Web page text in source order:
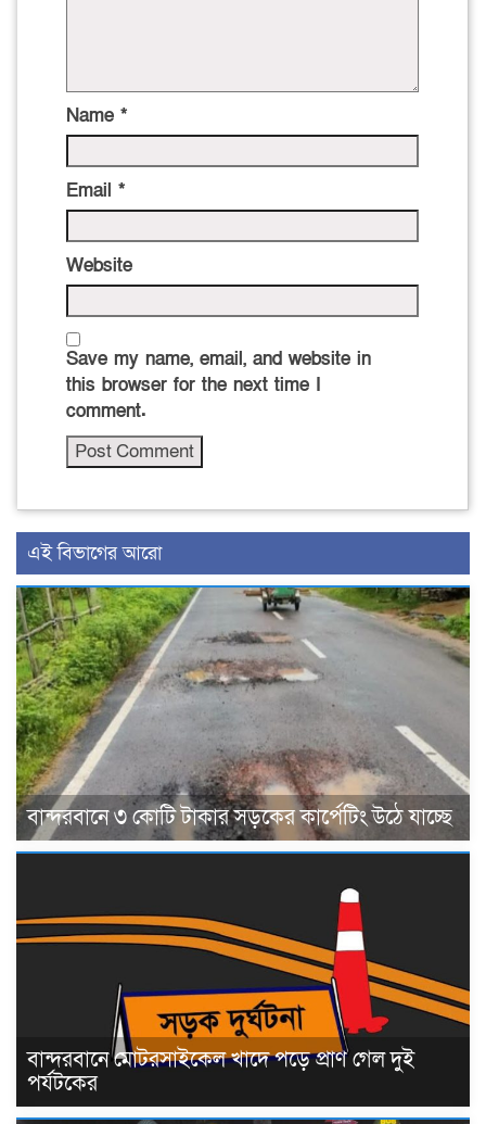
Name *
Email *
Website
Save my name, email, and website in
this browser for the next time I
comment.
এই বিভাগের আরো
বান্দরবানে ৩ কোটি টাকার সড়কের কার্পেটিং উঠে যাচ্ছে
বান্দরবানে মোটরসাইকেল খাদে পড়ে প্রাণ গেল দুই
পর্যটকের